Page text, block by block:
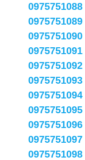
0975751088
0975751089
0975751090
0975751091
0975751092
0975751093
0975751094
0975751095
0975751096
0975751097
0975751098